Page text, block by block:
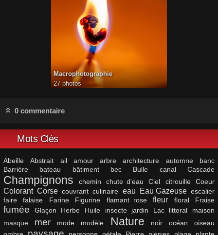
Macrophotographie
27 photos
0 commentaire
Mots Clés
Abeille Abstrait ail amour arbre architecture automne
banc
Barrière
bateau bâtiment bec Bulle canal Cascade
Champignons chemin chute d'eau Ciel citrouille Coeur
Colorant Corse couvrant culinaire eau Eau Gazeuse escalier
faire
falaise Farine Figurine flamant rose fleur floral Fraise
fumée Glaçon Herbe Huile insecte jardin Lac littoral
maison
masque
mer mode modèle Nature noir océan
oiseau